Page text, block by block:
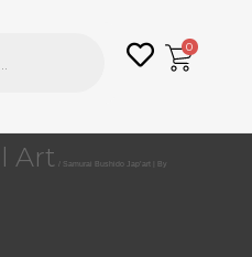
0
Art / Samurai Bushido Jap’art | By